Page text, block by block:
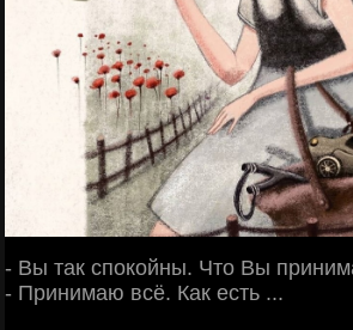
- Вы так спокойны. Что Вы
- Принимаю всё. Как есть ...